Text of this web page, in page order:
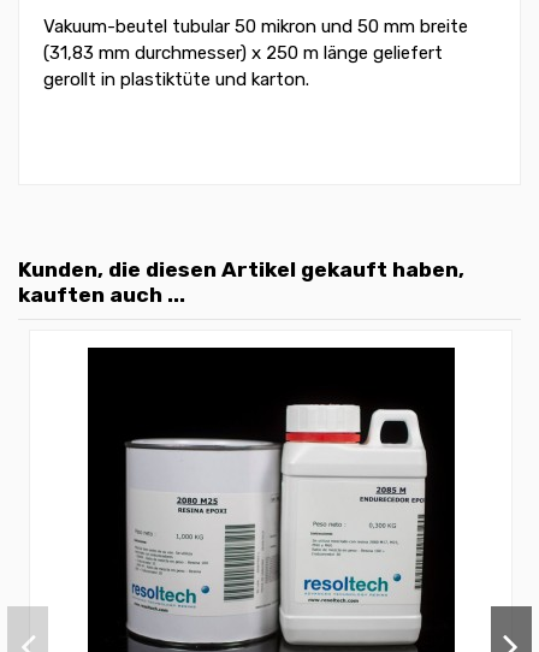
Vakuum-beutel tubular 50 mikron und 50 mm breite
(31,83 mm durchmesser) x 250 m länge geliefert
gerollt in plastiktüte und karton.
Kunden, die diesen Artikel gekauft haben,
kauften auch ...